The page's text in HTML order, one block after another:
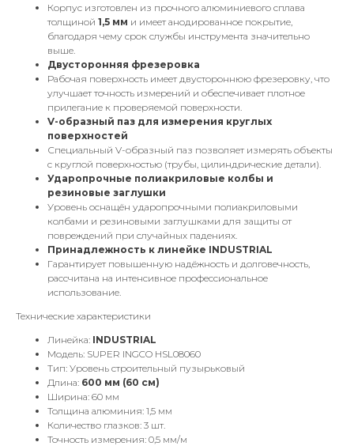
Корпус изготовлен из прочного алюминиевого сплава
толщиной 1,5 мм и имеет анодированное покрытие,
благодаря чему срок службы инструмента значительно
выше.
Двусторонняя фрезеровка
Рабочая поверхность имеет двустороннюю фрезеровку, что
улучшает точность измерений и обеспечивает плотное
прилегание к проверяемой поверхности.
V-образный паз для измерения круглых
поверхностей
Специальный V-образный паз позволяет измерять объекты
с круглой поверхностью (трубы, цилиндрические детали).
Ударопрочные полиакриловые колбы и
резиновые заглушки
Уровень оснащён ударопрочными полиакриловыми
колбами и резиновыми заглушками для защиты от
повреждений при случайных падениях.
Принадлежность к линейке INDUSTRIAL
Гарантирует повышенную надёжность и долговечность,
рассчитана на интенсивное профессиональное
использование.
Технические характеристики
Линейка: INDUSTRIAL
Модель: SUPER INGCO HSL08060
Тип: Уровень строительный пузырьковый
Длина: 600 мм (60 см)
Ширина: 60 мм
Толщина алюминия: 1,5 мм
Количество глазков: 3 шт.
Точность измерения: 0,5 мм/м